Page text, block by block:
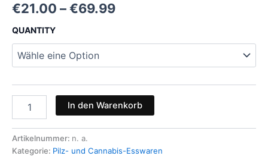
€21.00 –€69.99
QUANTITY
In den Warenkorb
Artikelnummer: n. a.
Kategorie: Pilz- und Cannabis-Esswaren